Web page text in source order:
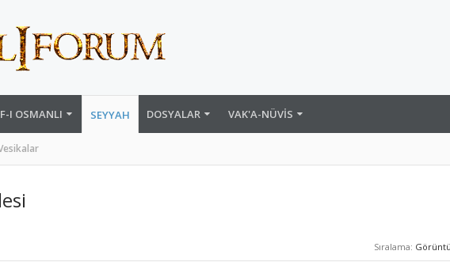
I OSMANLI SEYYAH DOSYALAR VAK'A-NÜVIS
Sıralama: